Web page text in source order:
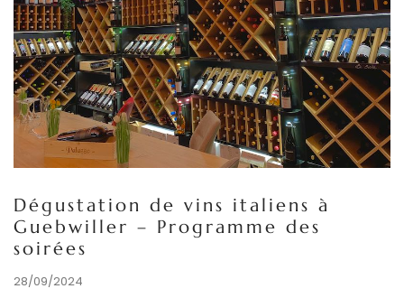
Dégustation de vins italiens à
Guebwiller – Programme des
soirées
28/09/2024